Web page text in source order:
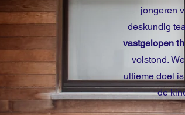
jongeren
deskundig
vastgelopen
volstond.
ultieme doel
de